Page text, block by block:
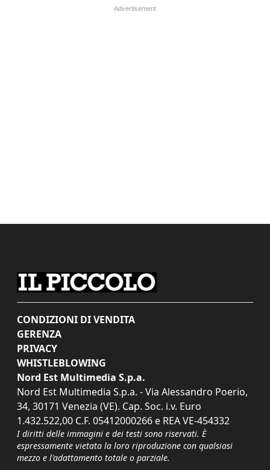
CONDIZIONI DI VENDITA
GERENZA
PRIVACY
WHISTLEBLOWING
Nord Est Multimedia S.p.a.
Nord Est Multimedia S.p.a. - Via Alessandro Poerio,
34, 30171 Venezia (VE). Cap. Soc. i.v. Euro
1.432.522,00 C.F. 05412000266 e REA VE-454332
I diritti delle immagini e dei testi sono riservati. È
espressamente vietata la loro riproduzione con qualsiasi
mezzo e l'adattamento totale o parziale.